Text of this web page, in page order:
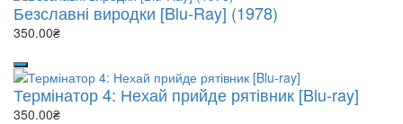
Безславні виродки [Blu-Ray] (1978)
350.00₴
Термінатор 4: Нехай прийде рятівник [Blu-ray]
350.00₴